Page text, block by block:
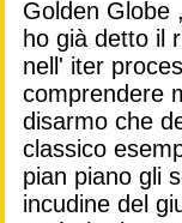
Golden Globe
ho già detto il
nell' iter
comprendere
disarmo che
classico
pian piano gli
incudine del